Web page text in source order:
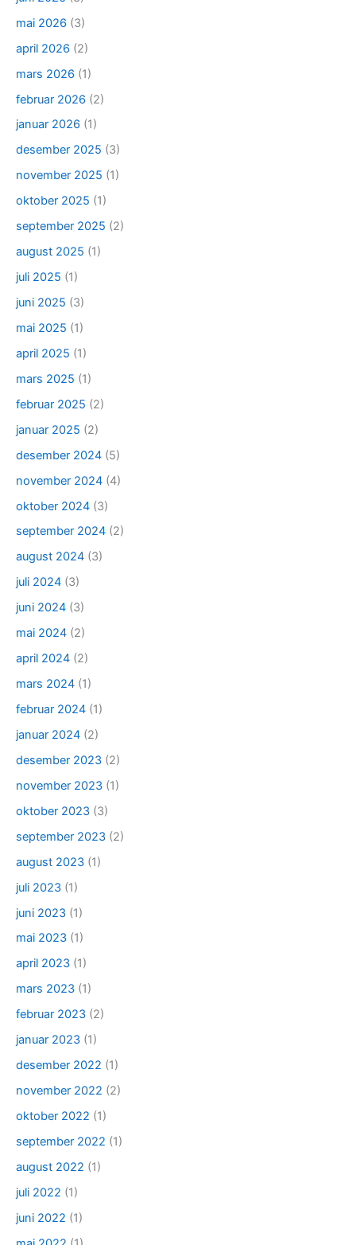
mai 2026 (3)
april 2026 (2)
mars 2026 (1)
februar 2026 (2)
januar 2026 (1)
desember 2025 (3)
november 2025 (1)
oktober 2025 (1)
september 2025 (2)
august 2025 (1)
juli 2025 (1)
juni 2025 (3)
mai 2025 (1)
april 2025 (1)
mars 2025 (1)
februar 2025 (2)
januar 2025 (2)
desember 2024 (5)
november 2024 (4)
oktober 2024 (3)
september 2024 (2)
august 2024 (3)
juli 2024 (3)
juni 2024 (3)
mai 2024 (2)
april 2024 (2)
mars 2024 (1)
februar 2024 (1)
januar 2024 (2)
desember 2023 (2)
november 2023 (1)
oktober 2023 (3)
september 2023 (2)
august 2023 (1)
juli 2023 (1)
juni 2023 (1)
mai 2023 (1)
april 2023 (1)
mars 2023 (1)
februar 2023 (2)
januar 2023 (1)
desember 2022 (1)
november 2022 (2)
oktober 2022 (1)
september 2022 (1)
august 2022 (1)
juli 2022 (1)
juni 2022 (1)